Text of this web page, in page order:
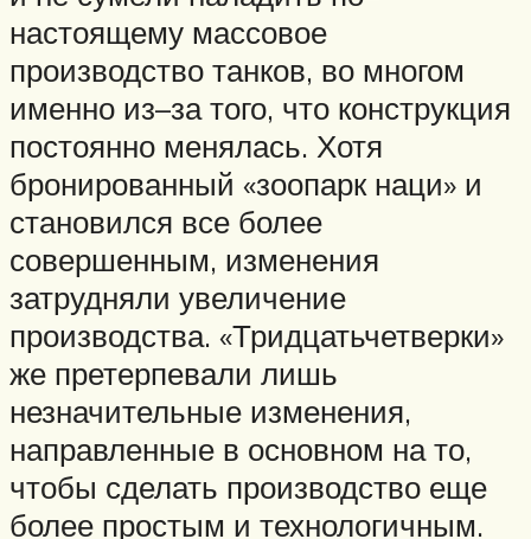
настоящему массовое
производство танков, во многом
именно из–за того, что конструкция
постоянно менялась. Хотя
бронированный «зоопарк наци» и
становился все более
совершенным, изменения
затрудняли увеличение
производства. «Тридцатьчетверки»
же претерпевали лишь
незначительные изменения,
направленные в основном на то,
чтобы сделать производство еще
более простым и технологичным.